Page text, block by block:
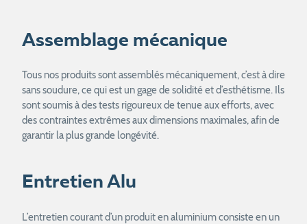
Assemblage mécanique
Tous nos produits sont assemblés mécaniquement, c’est à dire
sans soudure, ce qui est un gage de solidité et d’esthétisme. Ils
sont soumis à des tests rigoureux de tenue aux efforts, avec
des contraintes extrêmes aux dimensions maximales, afin de
garantir la plus grande longévité.
Entretien Alu
L’entretien courant d’un produit en aluminium consiste en un